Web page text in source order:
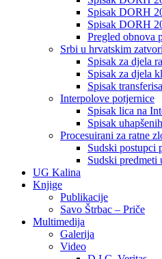
Spisak DORH
Spisak DORH
Pregled obnova
Srbi u hrvatskim
Spisak za djela
Spisak za djela
Spisak
Interpolove potjernice
Spisak lica na
Spisak
Procesuirani za ratne
Sudski postupci
Sudski predmeti
UG Kalina
Knjige
Publikacije
Savo Štrbac – Priče
Multimedija
Galerija
Video